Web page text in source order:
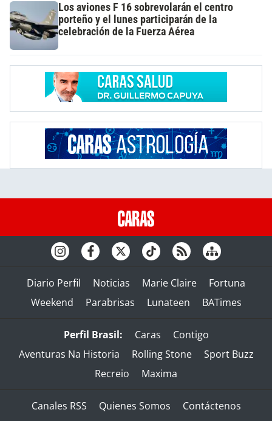
Los aviones F 16 sobrevolarán el centro
porteño y el lunes participarán de la
celebración de la Fuerza Aérea
Diario Perfil Noticias Marie Claire
Fortuna
Weekend
Parabrisas Lunateen BATimes
Perfil Brasil: Caras
Contigo
Aventuras Na Historia
Rolling Stone
Sport Buzz
Recreio
Maxima
Canales RSS Quienes Somos
Contáctenos